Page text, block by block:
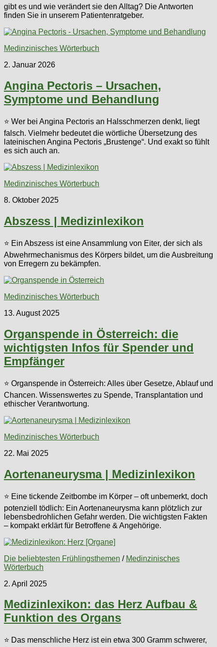
gibt es und wie verändert sie den Alltag? Die Antworten
finden Sie in unserem Patientenratgeber.
Medinzinisches Wörterbuch
2. Januar 2026
Angina Pectoris – Ursachen,
Symptome und Behandlung
⭐ Wer bei Angina Pectoris an Halsschmerzen denkt, liegt
falsch. Vielmehr bedeutet die wörtliche Übersetzung des
lateinischen Angina Pectoris „Brustenge“. Und exakt so fühlt
es sich auch an.
Medinzinisches Wörterbuch
8. Oktober 2025
Abszess | Medizinlexikon
⭐ Ein Abszess ist eine Ansammlung von Eiter, der sich als
Abwehrmechanismus des Körpers bildet, um die Ausbreitung
von Erregern zu bekämpfen.
Medinzinisches Wörterbuch
13. August 2025
Organspende in Österreich: die
wichtigsten Infos für Spender und
Empfänger
⭐ Organspende in Österreich: Alles über Gesetze, Ablauf und
Chancen. Wissenswertes zu Spende, Transplantation und
ethischer Verantwortung.
Medinzinisches Wörterbuch
22. Mai 2025
Aortenaneurysma | Medizinlexikon
⭐ Eine tickende Zeitbombe im Körper – oft unbemerkt, doch
potenziell tödlich: Ein Aortenaneurysma kann plötzlich zur
lebensbedrohlichen Gefahr werden. Die wichtigsten Fakten
– kompakt erklärt für Betroffene & Angehörige.
Die beliebtesten Frühlingsthemen / Medinzinisches
Wörterbuch
2. April 2025
Medizinlexikon: das Herz Aufbau &
Funktion des Organs
⭐ Das menschliche Herz ist ein etwa 300 Gramm schwerer,